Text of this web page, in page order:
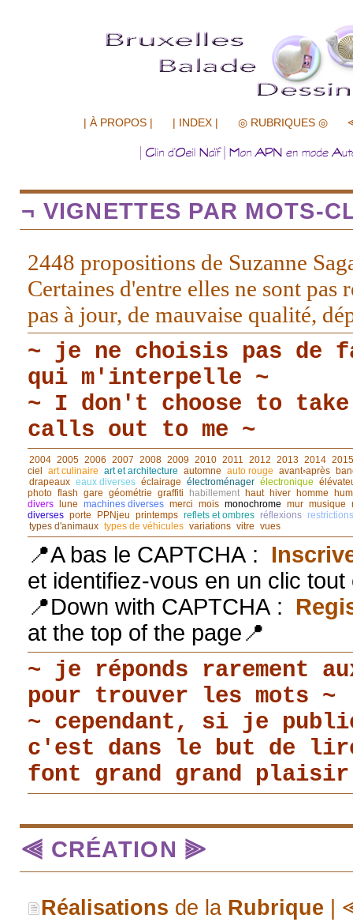
| À PROPOS | | INDEX | ◎ RUBRIQUES ◎
¬ VIGNETTES PAR MOTS-
2448 propositions de Suzanne
Certaines d'entre elles ne sont pas
pas à jour, de mauvaise qualité,
~ je ne choisis pas de
qui m'interpelle ~
~ I don't choose to
calls out to me ~
2004 2005 2006 2007 2008 2009 2010 2011 2012 2013 2014 2015
ciel art culinaire art et architecture automne auto rouge avant◦après
drapeaux eaux diverses éclairage électroménager électronique
photo flash gare géométrie graffiti habillement haut hiver homme
divers lune machines diverses merci mois monochrome mur musique
diverses porte PPNjeu printemps reflets et ombres réflexions restrictions
types d'animaux types de véhicules variations vitre vues
📍A bas le CAPTCHA :
et identifiez-vous en un clic
📍Down with CAPTCHA :
at the top of the page📍
~ je réponds rarement
pour trouver les mots ~
~ cependant, si je
c'est dans le but de
font grand grand
⫷ CRÉATION ⫸
Réalisations de la Rubrique |